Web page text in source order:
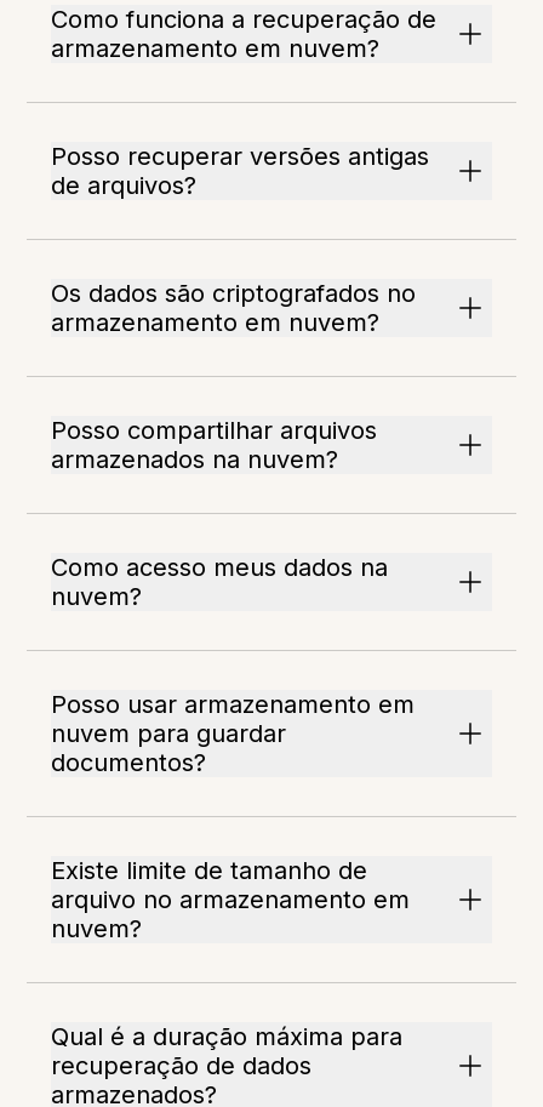
Como funciona a recuperação de
armazenamento em nuvem?
Posso recuperar versões antigas
de arquivos?
Os dados são criptografados no
armazenamento em nuvem?
Posso compartilhar arquivos
armazenados na nuvem?
Como acesso meus dados na
nuvem?
Posso usar armazenamento em
nuvem para guardar
documentos?
Existe limite de tamanho de
arquivo no armazenamento em
nuvem?
Qual é a duração máxima para
recuperação de dados
armazenados?